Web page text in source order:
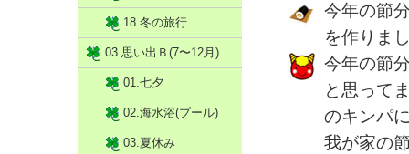
今年の節
を作りま
今年の節
と思って
のキンパ
我が家の
18.冬の旅行
03.思い出Ｂ(7〜12月)
01.七夕
02.海水浴(プール)
03.夏休み